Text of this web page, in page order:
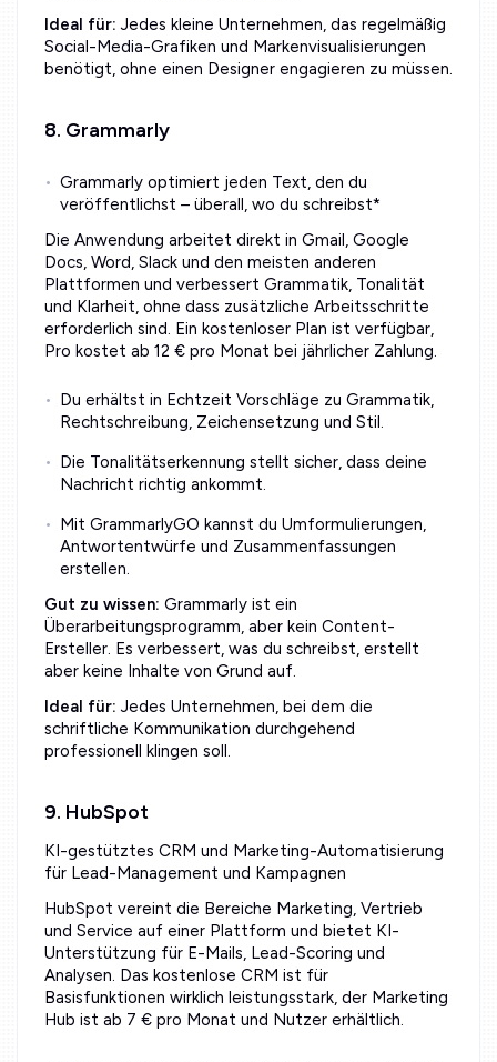
Ideal für: Jedes kleine Unternehmen, das regelmäßig
Social-Media-Grafiken und Markenvisualisierungen
benötigt, ohne einen Designer engagieren zu müssen.
8. Grammarly
Grammarly optimiert jeden Text, den du
veröffentlichst – überall, wo du schreibst*
Die Anwendung arbeitet direkt in Gmail, Google
Docs, Word, Slack und den meisten anderen
Plattformen und verbessert Grammatik, Tonalität
und Klarheit, ohne dass zusätzliche Arbeitsschritte
erforderlich sind. Ein kostenloser Plan ist verfügbar,
Pro kostet ab 12 € pro Monat bei jährlicher Zahlung.
Du erhältst in Echtzeit Vorschläge zu Grammatik,
Rechtschreibung, Zeichensetzung und Stil.
Die Tonalitätserkennung stellt sicher, dass deine
Nachricht richtig ankommt.
Mit GrammarlyGO kannst du Umformulierungen,
Antwortentwürfe und Zusammenfassungen
erstellen.
Gut zu wissen: Grammarly ist ein
Überarbeitungsprogramm, aber kein Content-
Ersteller. Es verbessert, was du schreibst, erstellt
aber keine Inhalte von Grund auf.
Ideal für: Jedes Unternehmen, bei dem die
schriftliche Kommunikation durchgehend
professionell klingen soll.
9. HubSpot
KI-gestütztes CRM und Marketing-Automatisierung
für Lead-Management und Kampagnen
HubSpot vereint die Bereiche Marketing, Vertrieb
und Service auf einer Plattform und bietet KI-
Unterstützung für E-Mails, Lead-Scoring und
Analysen. Das kostenlose CRM ist für
Basisfunktionen wirklich leistungsstark, der Marketing
Hub ist ab 7 € pro Monat und Nutzer erhältlich.